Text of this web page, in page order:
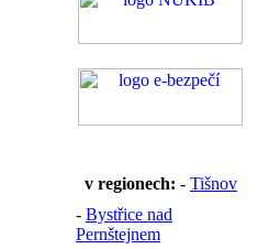
v regionech: - Tišnov
- Bystřice nad
Pernštejnem